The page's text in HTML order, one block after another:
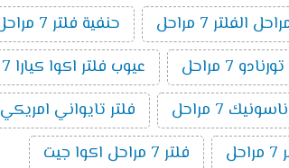
الفلتر 7 مراحل
حنفية فلتر 7 مراحل
7 مراحل
عيوب فلتر اكوا كيارا 7 مراحل
7 مراحل
فلتر تايواني امريكي
فلتر 7 مراحل اكوا جيت